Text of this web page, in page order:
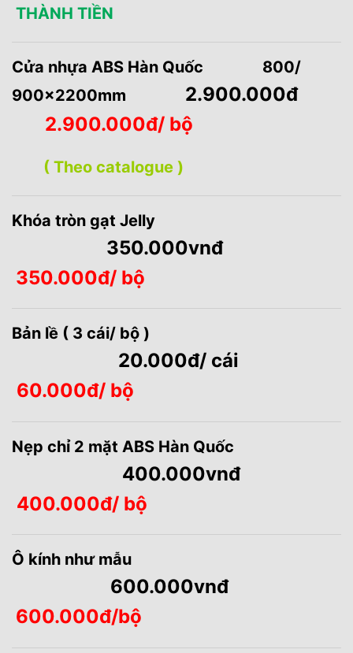
THÀNH TIỀN
Cửa nhựa ABS Hàn Quốc 800/
900x2200mm 2.900.000đ
2.900.000đ/ bộ
( Theo catalogue )
Khóa tròn gạt Jelly
350.000vnđ
350.000đ/ bộ
Bản lề ( 3 cái/ bộ )
20.000đ/ cái
60.000đ/ bộ
Nẹp chỉ 2 mặt ABS Hàn Quốc
400.000vnđ
400.000đ/ bộ
Ô kính như mẫu
600.000vnđ
600.000đ/bộ